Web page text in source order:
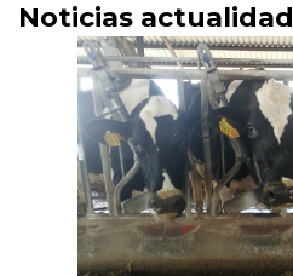
Noticias actualidad